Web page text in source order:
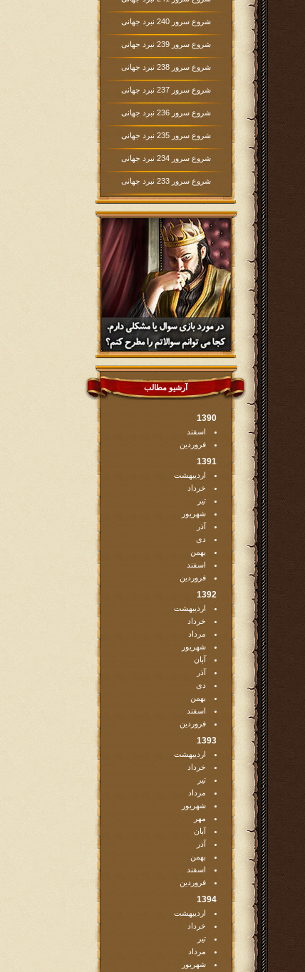
شروع سرور 240 نبرد جهانی
شروع سرور 239 نبرد جهانی
شروع سرور 238 نبرد جهانی
شروع سرور 237 نبرد جهانی
شروع سرور 236 نبرد جهانی
شروع سرور 235 نبرد جهانی
شروع سرور 234 نبرد جهانی
شروع سرور 233 نبرد جهانی
آرشیو مطالب
1390
اسفند
فروردین
1391
اردیبهشت
خرداد
تیر
شهریور
آذر
دی
بهمن
اسفند
فروردین
1392
اردیبهشت
خرداد
مرداد
شهریور
آبان
آذر
دی
بهمن
اسفند
فروردین
1393
اردیبهشت
خرداد
تیر
مرداد
شهریور
مهر
آبان
آذر
بهمن
اسفند
فروردین
1394
اردیبهشت
خرداد
تیر
مرداد
شهریور